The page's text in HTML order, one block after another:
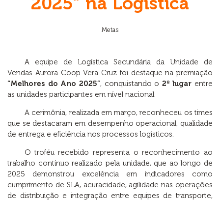
Metas
A equipe de Logística Secundária da Unidade de
Vendas Aurora Coop Vera Cruz foi destaque na premiação
“Melhores do Ano 2025”, conquistando o 2º lugar entre
as unidades participantes em nível nacional.
A cerimônia, realizada em março, reconheceu os times
que se destacaram em desempenho operacional, qualidade
de entrega e eficiência nos processos logísticos.
O troféu recebido representa o reconhecimento ao
trabalho contínuo realizado pela unidade, que ao longo de
2025 demonstrou excelência em indicadores como
cumprimento de SLA, acuracidade, agilidade nas operações
de distribuição e integração entre equipes de transporte,